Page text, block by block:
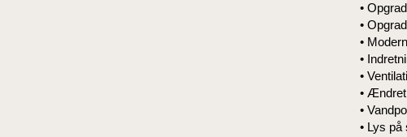
•
•
•
•
•
• Ændret
•
• Lys på